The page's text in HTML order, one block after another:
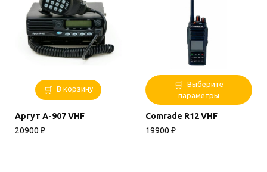
В корзину
Аргут А-907 VHF
20900 ₽
Выберите
параметры
Этот
товар
имеет
несколько
Comrade R12 VHF
19900 ₽